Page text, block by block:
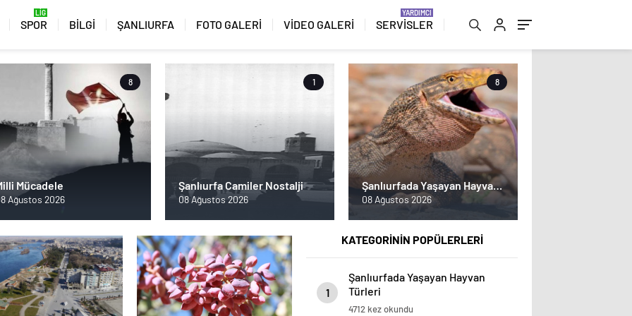
SPOR BİLGİ ŞANLIURFA FOTO GALERİ VİDEO GALERİ SERVİSLER
8
Mücadele
Ağustos 2026
1
Şanlıurfa Camiler Nostalji
08 Ağustos 2026
8
Şanlıurfada Yaşayan Hayvan
Türleri
08 Ağustos 2026
KATEGORİNİN POPÜLERLERİ
1
Şanlıurfada Yaşayan Hayvan
Türleri
4712 kez okundu